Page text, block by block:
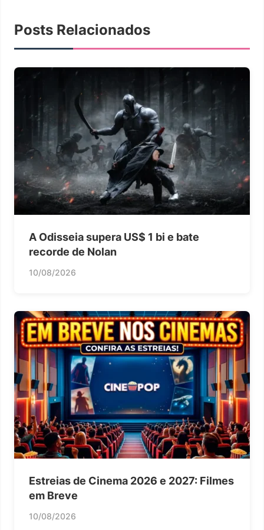
Posts Relacionados
A Odisseia supera US$ 1 bi e bate
recorde de Nolan
10/08/2026
Estreias de Cinema 2026 e 2027: Filmes
em Breve
10/08/2026